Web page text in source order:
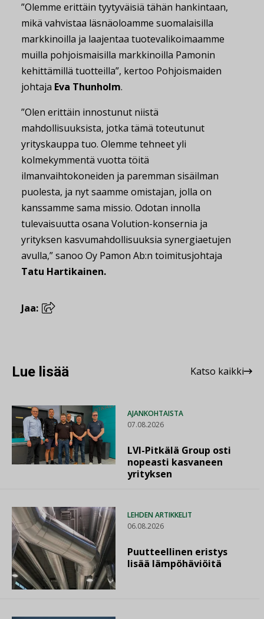
”Olemme erittäin tyytyväisiä tähän hankintaan,
mikä vahvistaa läsnäoloamme suomalaisilla
markkinoilla ja laajentaa tuotevalikoimaamme
muilla pohjoismaisilla markkinoilla Pamonin
kehittämillä tuotteilla”, kertoo Pohjoismaiden
johtaja Eva Thunholm.
”Olen erittäin innostunut niistä
mahdollisuuksista, jotka tämä toteutunut
yrityskauppa tuo. Olemme tehneet yli
kolmekymmentä vuotta töitä
ilmanvaihtokoneiden ja paremman sisäilman
puolesta, ja nyt saamme omistajan, jolla on
kanssamme sama missio. Odotan innolla
tulevaisuutta osana Volution-konsernia ja
yrityksen kasvumahdollisuuksia synergiaetujen
avulla,” sanoo Oy Pamon Ab:n toimitusjohtaja
Tatu Hartikainen.
Jaa:
Lue lisää Katso kaikki
AJANKOHTAISTA
07.08.2026
LVI-Pitkälä Group osti
nopeasti kasvaneen
yrityksen
LEHDEN ARTIKKELIT
06.08.2026
Puutteellinen eristys
lisää lämpöhäviöitä